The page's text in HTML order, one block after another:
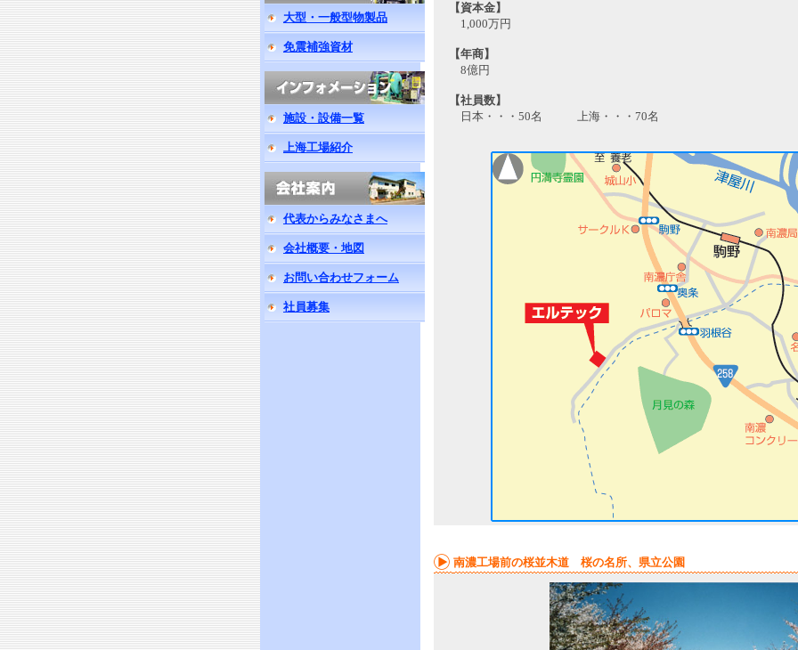
大型・一般型物製品
免震補強資材
施設・設備一覧
上海工場紹介
代表からみなさまへ
会社概要・地図
お問い合わせフォーム
社員募集
【資本金】
1,000万円
【年商】
8億円
【社員数】
日本・・・50名 上海・・・70名
南濃工場前の桜並木道 桜の名所、県立公園